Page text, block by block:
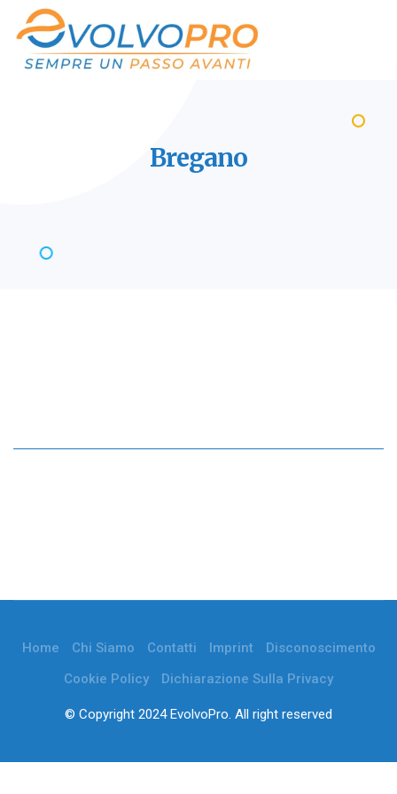
Bregano
Home Chi Siamo Contatti Imprint
Disconoscimento
Cookie Policy
Dichiarazione Sulla Privacy
© Copyright 2024 EvolvoPro. All right reserved